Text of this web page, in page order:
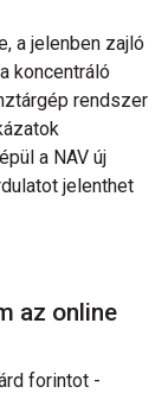
a jelenben zajló
koncentráló
rendszer
a NAV új
jelenthet
az online
forintot -